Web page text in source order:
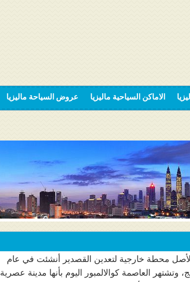
الاماكن السياحية ماليزيا عروض السياحة ماليزيا
محطة خارجية لتعدين القصدير أنشئت في عام
وتشتهر العاصمة كوالالمبور اليوم بأنها مدينة عصرية